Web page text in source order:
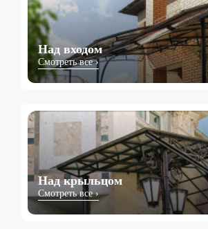
Над входом
Смотреть все ›
Над крыльцом
Смотреть все ›